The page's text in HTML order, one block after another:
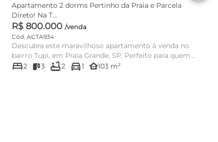
Apartamento 2 dorms Pertinho da Praia e Parcela
Direto! Na T...
R$ 800.000 /venda
Cód: ACTA934
Descubra este maravilhoso apartamento à venda no
bairro Tupi, em Praia Grande, SP. Perfeito para quem
busca conforto, s...
bed2 3 bathtub2 directions_car1 other_houses103 m²